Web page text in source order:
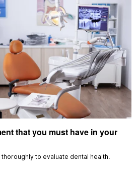
that you must have in your
to evaluate dental health.